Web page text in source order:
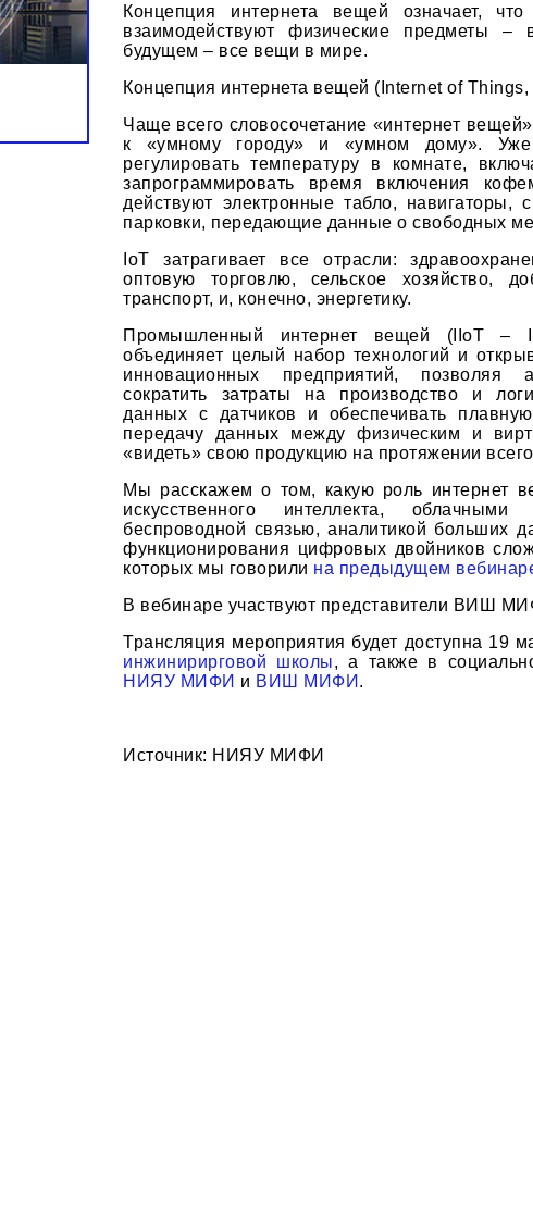
Концепция интернета вещей означает,
взаимодействуют физические предметы
будущем – все вещи в мире.
Концепция интернета вещей (Internet of Things,
Чаще всего словосочетание «интернет
к «умному городу» и «умном дому». Уже
регулировать температуру в комнате,
запрограммировать время включения
действуют электронные табло, навигаторы,
парковки, передающие данные о свободных
IoT затрагивает все отрасли:
оптовую торговлю, сельское хозяйство,
транспорт, и, конечно, энергетику.
Промышленный интернет вещей (IIoT –
объединяет целый набор технологий и
инновационных предприятий, позволяя
сократить затраты на производство и
данных с датчиков и обеспечивать
передачу данных между физическим и
«видеть» свою продукцию на протяжении
Мы расскажем о том, какую роль интернет
искусственного интеллекта, облачными
беспроводной связью, аналитикой больших
функционирования цифровых двойников
которых мы говорили на предыдущем
В вебинаре участвуют представители ВИШ
Трансляция мероприятия будет доступна 19
инжинирирговой школы, а также в
НИЯУ МИФИ и ВИШ МИФИ .
Источник: НИЯУ МИФИ